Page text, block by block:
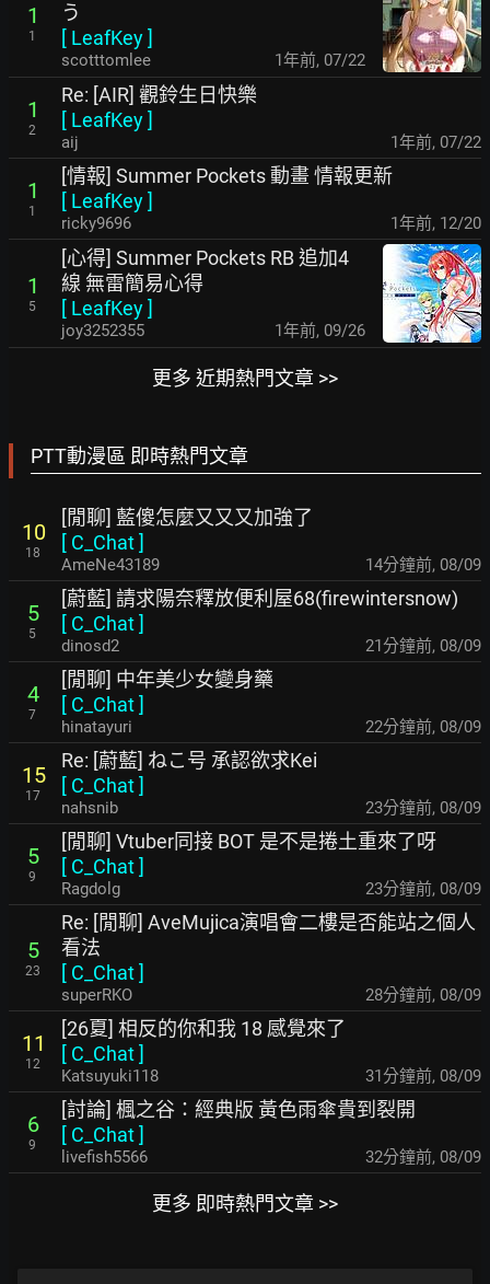
1
1
う
[ LeafKey]
scotttomlee 1年前, 07/22
1
2
Re: [AIR] 觀鈴生日快樂
[ LeafKey]
aij 1年前, 07/22
1
1
[情報] Summer Pockets 動畫 情報更新
[ LeafKey]
ricky9696 1年前, 12/20
1
5
[心得] Summer Pockets RB 追加4
線 無雷簡易心得
[ LeafKey]
joy3252355 1年前, 09/26
更多 近期熱門文章 >>
PTT動漫區 即時熱門文章
10
18
[閒聊] 藍傻怎麼又又又加強了
[ C_Chat]
AmeNe43189 14分鐘前, 08/09
5
5
[蔚藍] 請求陽奈釋放便利屋68(firewintersnow)
[ C_Chat]
dinosd2 21分鐘前, 08/09
4
7
[閒聊] 中年美少女變身藥
[ C_Chat]
hinatayuri 22分鐘前, 08/09
15
17
Re: [蔚藍] ねこ号 承認欲求Kei
[ C_Chat]
nahsnib 23分鐘前, 08/09
5
9
[閒聊] Vtuber同接 BOT 是不是捲土重來了呀
[ C_Chat]
Ragdolg 23分鐘前, 08/09
5
23
Re: [閒聊] AveMujica演唱會二樓是否能站之個人
看法
[ C_Chat]
superRKO 28分鐘前, 08/09
11
12
[26夏] 相反的你和我 18 感覺來了
[ C_Chat]
Katsuyuki118 31分鐘前, 08/09
6
9
[討論] 楓之谷：經典版 黃色雨傘貴到裂開
[ C_Chat]
livefish5566 32分鐘前, 08/09
更多 即時熱門文章 >>